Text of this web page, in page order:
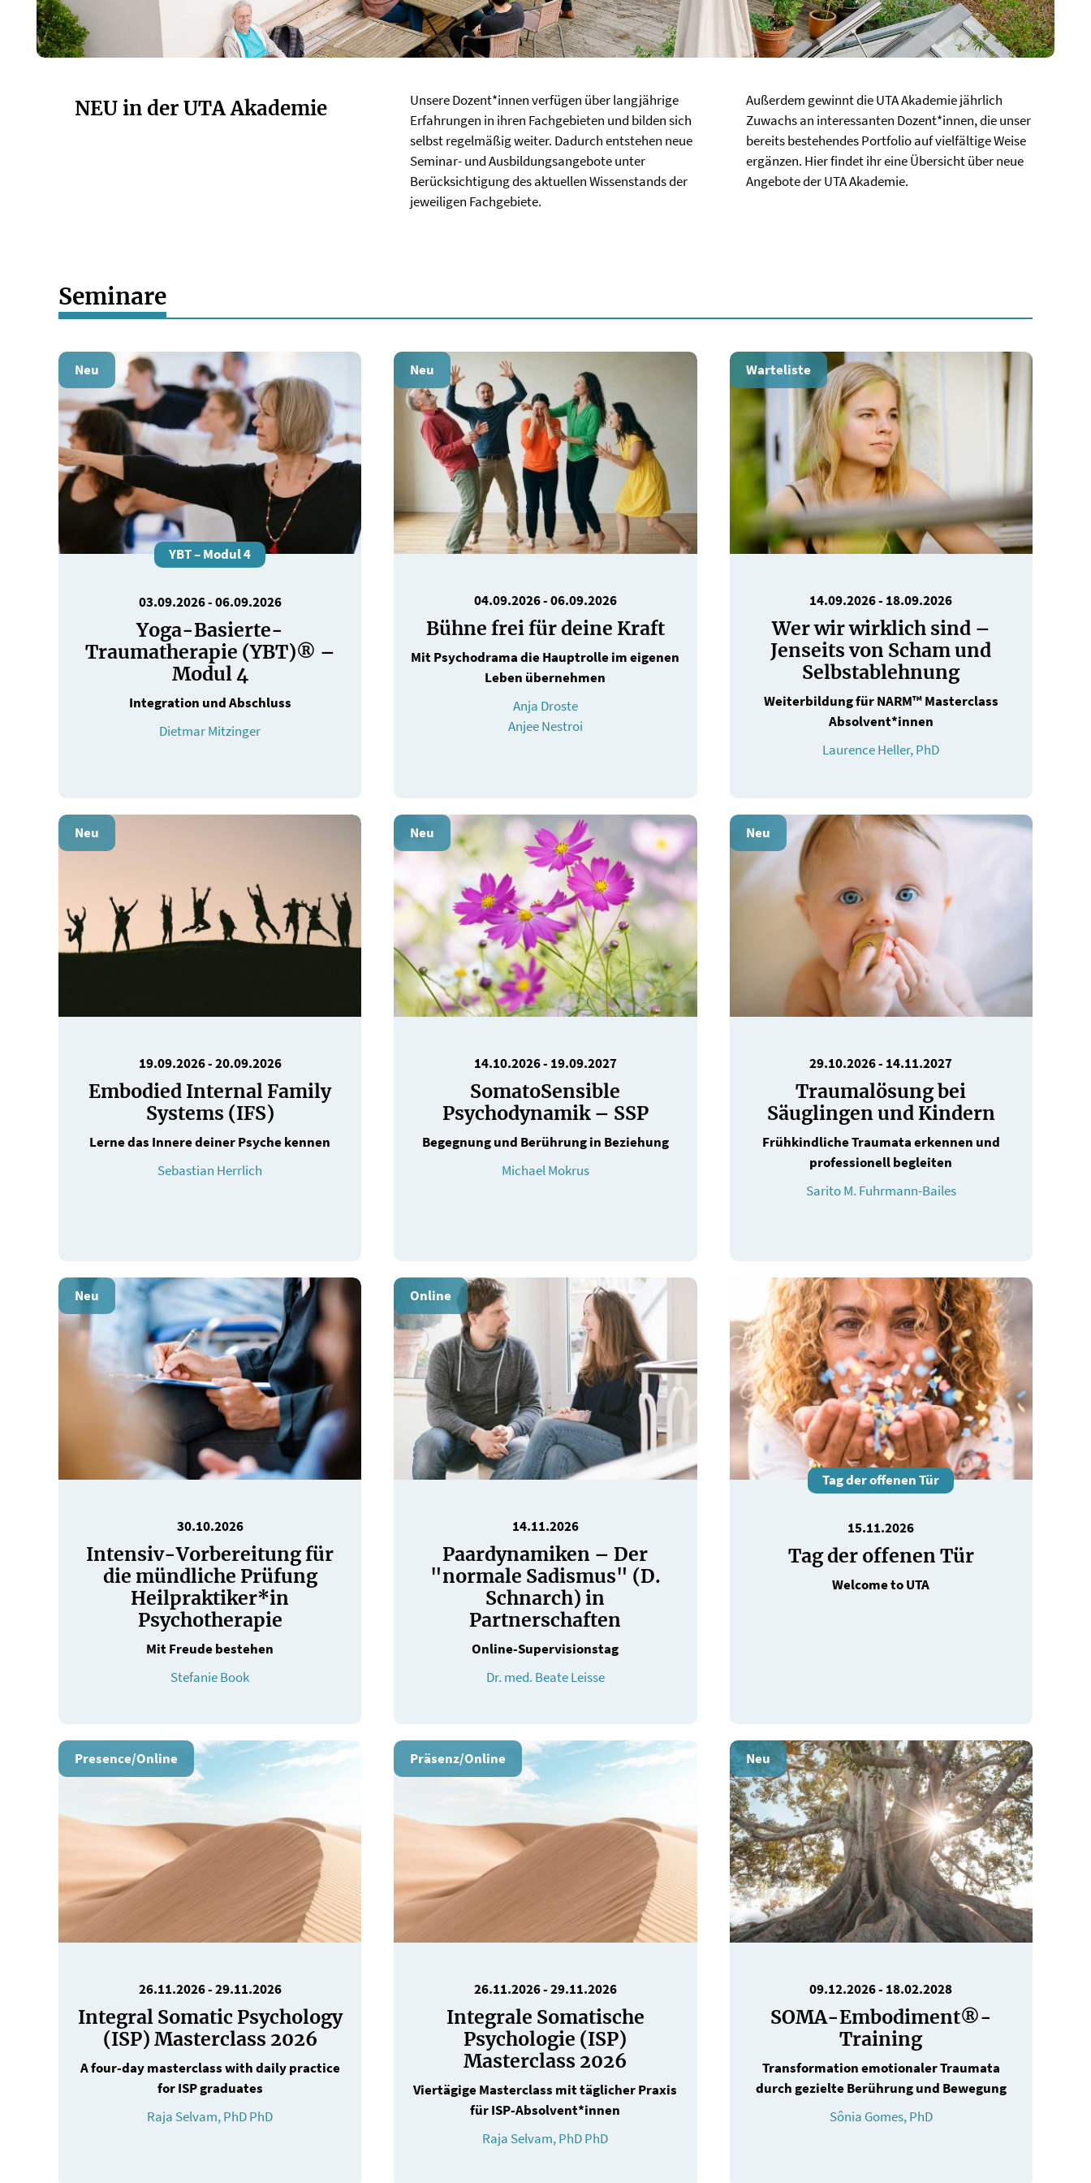
NEU in der UTA Akademie
Unsere Dozent*innen verfügen über langjährige
Erfahrungen in ihren Fachgebieten und bilden sich
selbst regelmäßig weiter. Dadurch entstehen neue
Seminar- und Ausbildungsangebote unter
Berücksichtigung des aktuellen Wissenstands der
jeweiligen Fachgebiete.
Außerdem gewinnt die UTA Akademie jährlich
Zuwachs an interessanten Dozent*innen, die unser
bereits bestehendes Portfolio auf vielfältige Weise
ergänzen. Hier findet ihr eine Übersicht über neue
Angebote der UTA Akademie.
Seminare
Neu
YBT – Modul 4
03.09.2026-06.09.2026
Yoga-Basierte-
Traumatherapie (YBT)® –
Modul 4
Integration und Abschluss
Dietmar Mitzinger
Neu
04.09.2026-06.09.2026
Bühne frei für deine Kraft
Mit Psychodrama die Hauptrolle im eigenen
Leben übernehmen
Anja Droste
Anjee Nestroi
Warteliste
14.09.2026- 18.09.2026
Wer wir wirklich sind –
Jenseits von Scham und
Selbstablehnung
Weiterbildung für NARM™ Masterclass
Absolvent*innen
Laurence Heller, PhD
Neu
19.09.2026-20.09.2026
Embodied Internal Family
Systems (IFS)
Lerne das Innere deiner Psyche kennen
Sebastian Herrlich
Neu
14.10.2026- 19.09.2027
SomatoSensible
Psychodynamik – SSP
Begegnung und Berührung in Beziehung
Michael Mokrus
Neu
29.10.2026- 14.11.2027
Traumalösung bei
Säuglingen und Kindern
Frühkindliche Traumata erkennen und
professionell begleiten
Sarito M. Fuhrmann-Bailes
Neu
30.10.2026
Intensiv-Vorbereitung für
die mündliche Prüfung
Heilpraktiker*in
Psychotherapie
Mit Freude bestehen
Stefanie Book
Online
14.11.2026
Paardynamiken – Der
"normale Sadismus" (D.
Schnarch) in
Partnerschaften
Online-Supervisionstag
Dr. med. Beate Leisse
Tag der offenen Tür
15.11.2026
Tag der offenen Tür
Welcome to UTA
Presence/Online
26.11.2026-29.11.2026
Integral Somatic Psychology
(ISP) Masterclass 2026
A four-day masterclass with daily practice
for ISP graduates
Raja Selvam, PhD PhD
Präsenz/Online
26.11.2026-29.11.2026
Integrale Somatische
Psychologie (ISP)
Masterclass 2026
Viertägige Masterclass mit täglicher Praxis
für ISP-Absolvent*innen
Raja Selvam, PhD PhD
Neu
09.12.2026- 18.02.2028
SOMA-Embodiment®-
Training
Transformation emotionaler Traumata
durch gezielte Berührung und Bewegung
Sônia Gomes, PhD